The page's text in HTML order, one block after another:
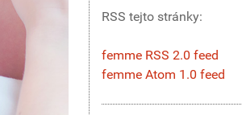
RSS tejto stránky:
femme RSS 2.0 feed
femme Atom 1.0 feed